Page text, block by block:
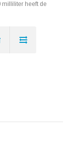
milliliter heeft de